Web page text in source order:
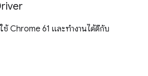
ช้ Chrome 61 และทำงานได้ดีกับ